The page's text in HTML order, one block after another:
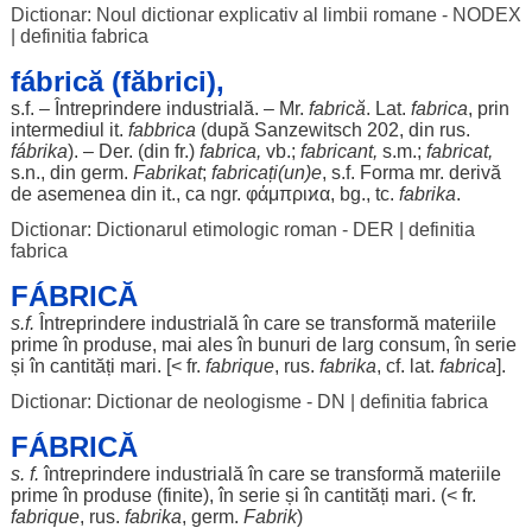
Dictionar: Noul dictionar explicativ al limbii romane - NODEX
definitia fabrica
fábrică (făbrici),
s.f. – Întreprindere industrială. – Mr. fabrică. Lat. fabrica, prin
intermediul it. fabbrica (după Sanzewitsch 202, din rus.
fábrika). – Der. (din fr.) fabrica, vb.; fabricant, s.m.; fabricat,
s.n., din germ. Fabrikat; fabricați(un)e, s.f. Forma mr. derivă
de asemenea din it., ca ngr. φάμπριϰα, bg., tc. fabrika.
Dictionar: Dictionarul etimologic roman - DER
definitia
fabrica
FÁBRICĂ
s.f. Întreprindere industrială în care se transformă materiile
primeîn produse, mai alesîn bunuri de larg consum, în serie
și în cantități mari. [< fr. fabrique, rus. fabrika, cf. lat. fabrica].
Dictionar: Dictionar de neologisme - DN
definitia fabrica
FÁBRICĂ
s. f. întreprindere industrială în care se transformă materiile
primeîn produse(finite), în serieși în cantități mari. (< fr.
fabrique, rus. fabrika, germ. Fabrik)